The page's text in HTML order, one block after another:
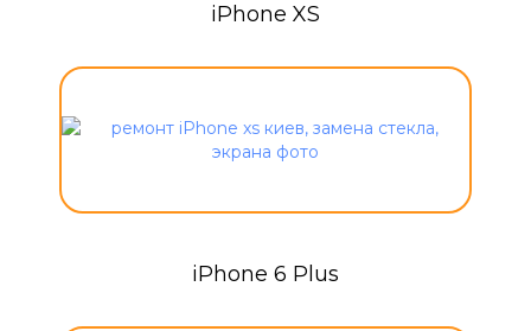
iPhone XS
iPhone 6 Plus